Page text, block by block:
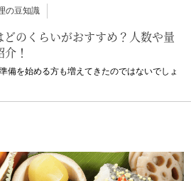
の豆知識
のくらいがおすすめ？人数や量
！
備を始める方も増えてきたのではないでしょ